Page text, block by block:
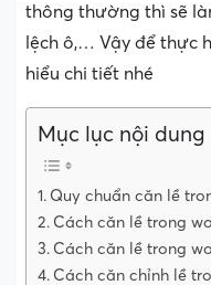
thông thường thì sẽ
lệch ô,… Vậy để thực
hiểu chi tiết nhé
Mục lục nội dung
Quy chuẩn căn lề
Cách căn lề trong
Cách căn lề trong
Cách căn chỉnh lề